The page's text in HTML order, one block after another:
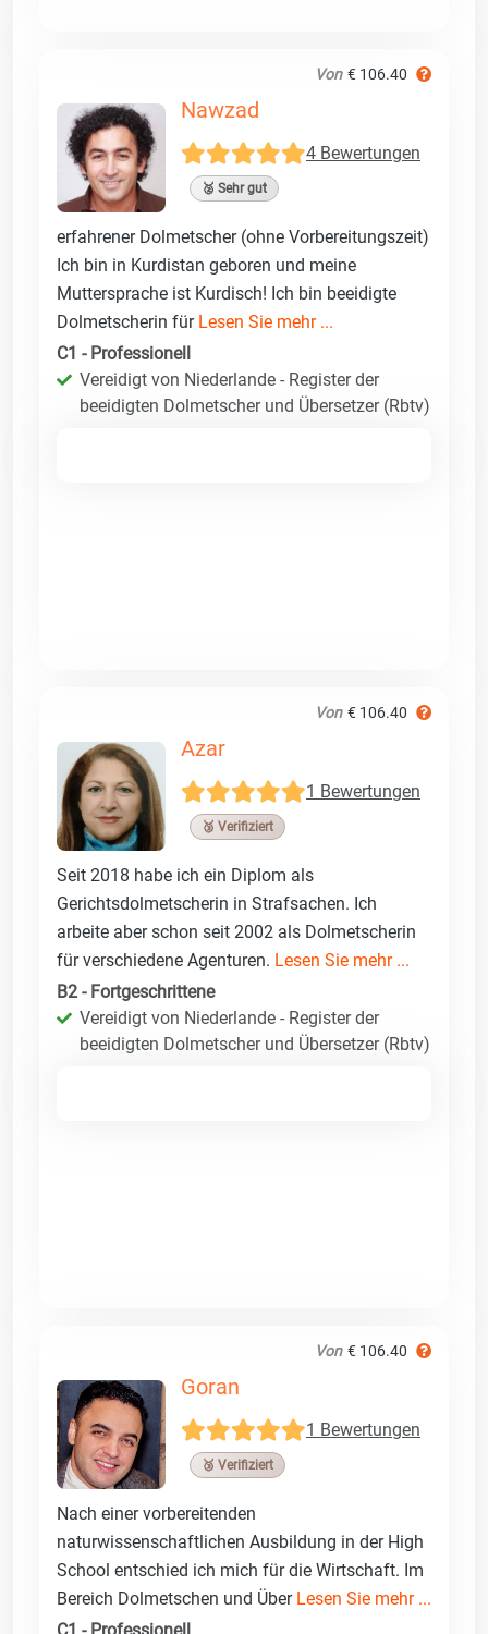
Von € 106.40
Nawzad
4 Bewertungen
🥈 Sehr gut
erfahrener Dolmetscher (ohne Vorbereitungszeit)
Ich bin in Kurdistan geboren und meine
Muttersprache ist Kurdisch! Ich bin beeidigte
Dolmetscherin für Lesen Sie mehr ...
C1 - Professionell
Vereidigt von Niederlande - Register der
beeidigten Dolmetscher und Übersetzer (Rbtv)
Von € 106.40
Azar
1 Bewertungen
🥉 Verifiziert
Seit 2018 habe ich ein Diplom als
Gerichtsdolmetscherin in Strafsachen. Ich
arbeite aber schon seit 2002 als Dolmetscherin
für verschiedene Agenturen. Lesen Sie mehr ...
B2 - Fortgeschrittene
Vereidigt von Niederlande - Register der
beeidigten Dolmetscher und Übersetzer (Rbtv)
Von € 106.40
Goran
1 Bewertungen
🥉 Verifiziert
Nach einer vorbereitenden
naturwissenschaftlichen Ausbildung in der High
School entschied ich mich für die Wirtschaft. Im
Bereich Dolmetschen und Über Lesen Sie mehr ...